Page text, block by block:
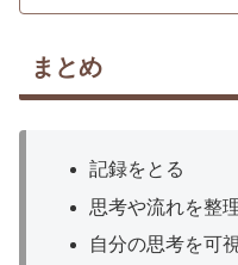
まとめ
記録をとる
思考や流れを整
自分の思考を可